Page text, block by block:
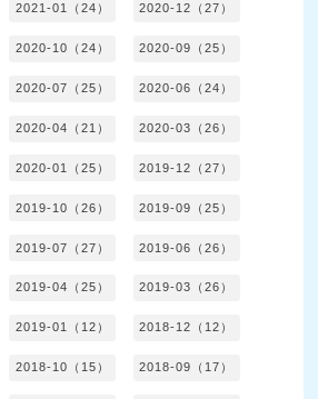
2021-01（24） 2020-12（27）
2020-10（24） 2020-09（25）
2020-07（25） 2020-06（24）
2020-04（21） 2020-03（26）
2020-01（25） 2019-12（27）
2019-10（26） 2019-09（25）
2019-07（27） 2019-06（26）
2019-04（25） 2019-03（26）
2019-01（12） 2018-12（12）
2018-10（15） 2018-09（17）